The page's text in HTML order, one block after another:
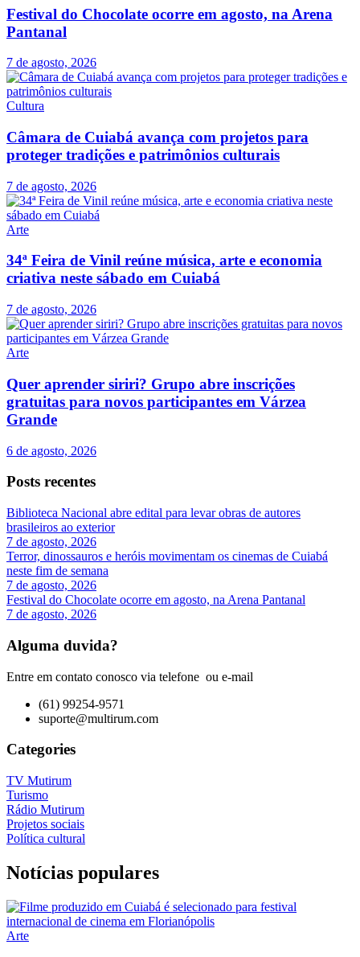
Festival do Chocolate ocorre em agosto, na Arena
Pantanal
7 de agosto, 2026
Cultura
Câmara de Cuiabá avança com projetos para
proteger tradições e patrimônios culturais
7 de agosto, 2026
Arte
34ª Feira de Vinil reúne música, arte e economia
criativa neste sábado em Cuiabá
7 de agosto, 2026
Arte
Quer aprender siriri? Grupo abre inscrições
gratuitas para novos participantes em Várzea
Grande
6 de agosto, 2026
Posts recentes
Biblioteca Nacional abre edital para levar obras de autores
brasileiros ao exterior
7 de agosto, 2026
Terror, dinossauros e heróis movimentam os cinemas de Cuiabá
neste fim de semana
7 de agosto, 2026
Festival do Chocolate ocorre em agosto, na Arena Pantanal
7 de agosto, 2026
Alguma duvida?
Entre em contato conosco via telefone ou e-mail
(61) 99254-9571
suporte@multirum.com
Categories
TV Mutirum
Turismo
Rádio Mutirum
Projetos sociais
Política cultural
Notícias populares
Arte